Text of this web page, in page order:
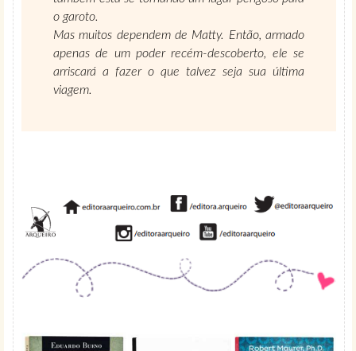
o garoto.
Mas muitos dependem de Matty. Então, armado
apenas de um poder recém-descoberto, ele se
arriscará a fazer o que talvez seja sua última
viagem.